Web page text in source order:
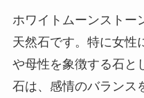
ホワイトムーンストー
天然石です。特に女性
や母性を象徴する石と
石は、感情のバランス